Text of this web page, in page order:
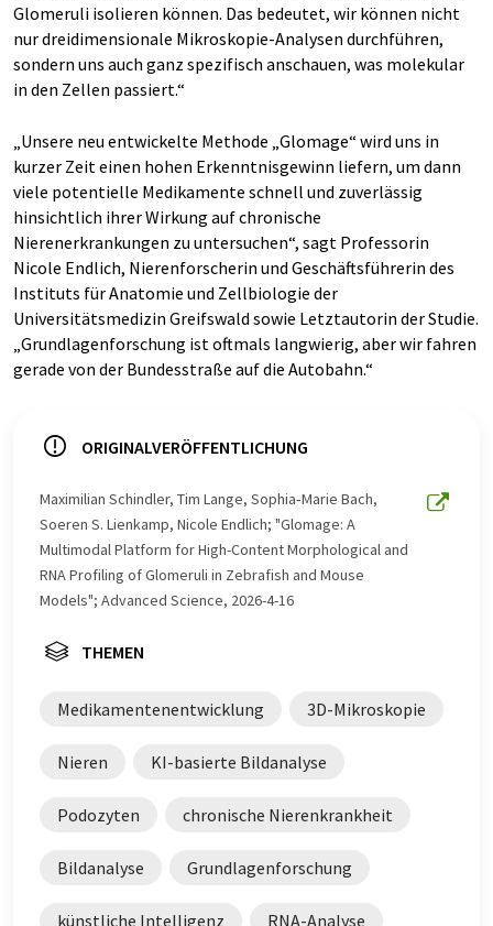
Glomeruli isolieren können. Das bedeutet, wir können nicht
nur dreidimensionale Mikroskopie-Analysen durchführen,
sondern uns auch ganz spezifisch anschauen, was molekular
in den Zellen passiert.“
„Unsere neu entwickelte Methode „Glomage“ wird uns in
kurzer Zeit einen hohen Erkenntnisgewinn liefern, um dann
viele potentielle Medikamente schnell und zuverlässig
hinsichtlich ihrer Wirkung auf chronische
Nierenerkrankungen zu untersuchen“, sagt Professorin
Nicole Endlich, Nierenforscherin und Geschäftsführerin des
Instituts für Anatomie und Zellbiologie der
Universitätsmedizin Greifswald sowie Letztautorin der Studie.
„Grundlagenforschung ist oftmals langwierig, aber wir fahren
gerade von der Bundesstraße auf die Autobahn.“
ORIGINALVERÖFFENTLICHUNG
Maximilian Schindler, Tim Lange, Sophia‐Marie Bach,
Soeren S. Lienkamp, Nicole Endlich; "Glomage: A
Multimodal Platform for High-Content Morphological and
RNA Profiling of Glomeruli in Zebrafish and Mouse
Models"; Advanced Science, 2026-4-16
THEMEN
Medikamentenentwicklung 3D-Mikroskopie
Nieren KI-basierte Bildanalyse
Podozyten chronische Nierenkrankheit
Bildanalyse Grundlagenforschung
künstliche Intelligenz RNA-Analyse